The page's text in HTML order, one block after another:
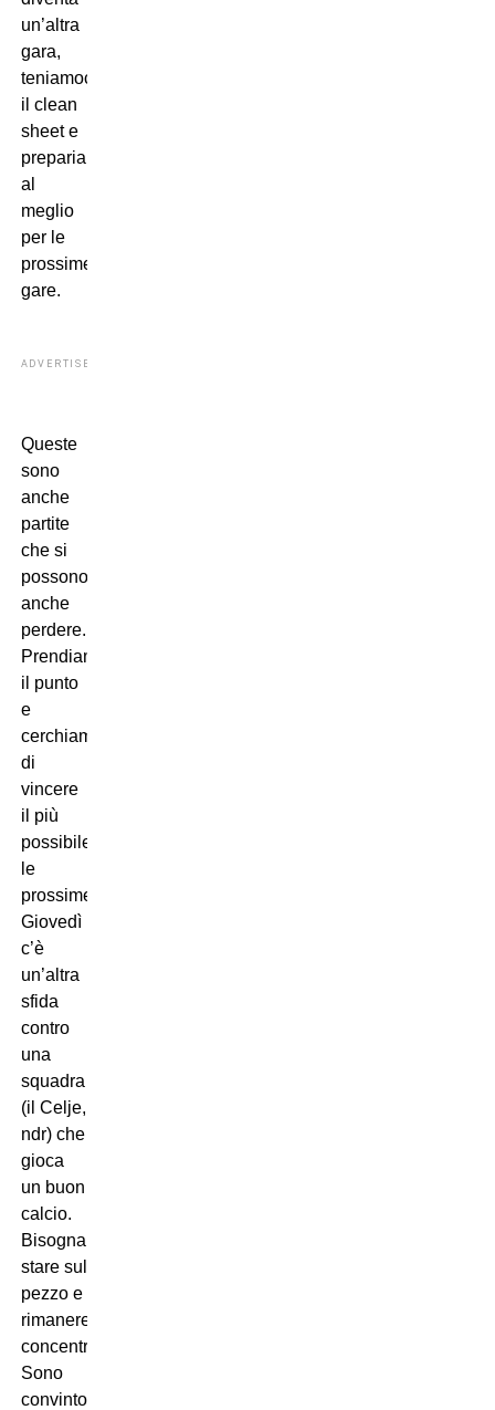
un’altra
gara,
teniamoci
il clean
sheet e
prepariamoci
al
meglio
per le
prossime
gare.
ADVERTISEMENT
Queste
sono
anche
partite
che si
possono
anche
perdere.
Prendiamoci
il punto
e
cerchiamo
di
vincere
il più
possibile
le
prossime.
Giovedì
c’è
un’altra
sfida
contro
una
squadra
(il Celje,
ndr) che
gioca
un buon
calcio.
Bisogna
stare sul
pezzo e
rimanere
concentrati.
Sono
convinto